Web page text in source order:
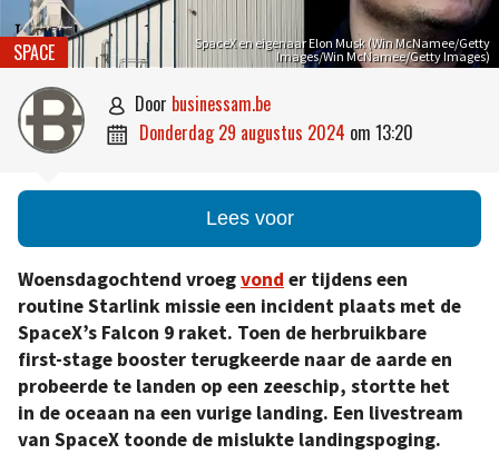
SpaceX en eigenaar Elon Musk (Win McNamee/Getty
Images/Win McNamee/Getty Images)
SPACE
 door businessam.be
 donderdag 29 augustus 2024 om 13:20
Lees voor
Woensdagochtend vroegvond er tijdens een
routine Starlink missie een incident plaats met de
SpaceX’s Falcon 9 raket. Toen de herbruikbare
first-stage booster terugkeerde naar de aarde en
probeerde te landen op een zeeschip, stortte het
in de oceaan na een vurige landing. Een livestream
van SpaceX toonde de mislukte landingspoging.